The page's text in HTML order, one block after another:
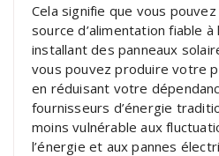
Cela signifie que vous
source d’alimentation fiable
installant des panneaux
vous pouvez produire votre
en réduisant votre
fournisseurs d’énergie
moins vulnérable aux
l’énergie et aux pannes